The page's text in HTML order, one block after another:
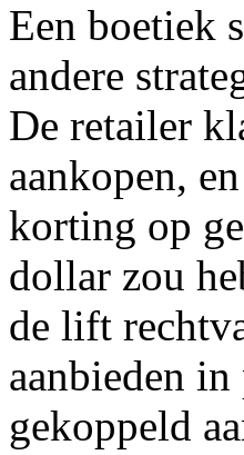
Een boetiek
andere
De retailer
aankopen,
korting op
dollar zou
de lift
aanbieden
gekoppeld